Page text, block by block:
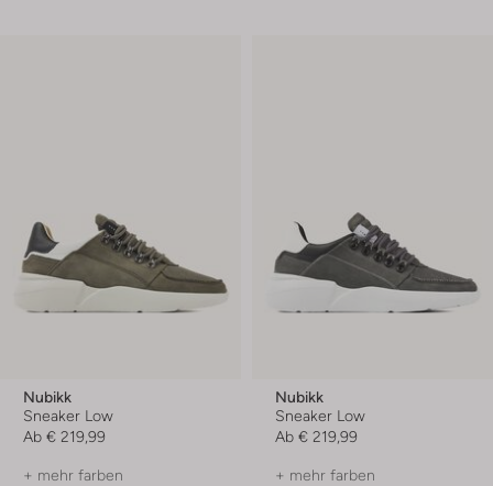
Nubikk
Sneaker Low
Ab € 219,99
+ mehr farben
Nubikk
Sneaker Low
Ab € 219,99
+ mehr farben